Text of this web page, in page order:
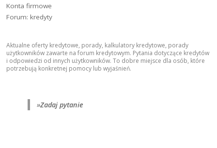
Konta firmowe
Forum: kredyty
Aktualne oferty kredytowe, porady, kalkulatory kredytowe, porady
użytkowników zawarte na forum kredytowym. Pytania dotyczące kredytów
i odpowiedzi od innych użytkowników. To dobre miejsce dla osób, które
potrzebują konkretnej pomocy lub wyjaśnień.
»Zadaj pytanie